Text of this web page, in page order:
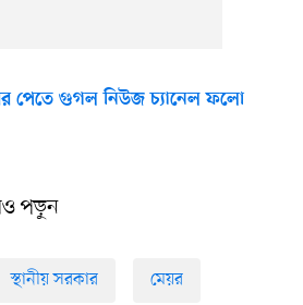
পেতে গুগল নিউজ চ্যানেল ফলো
পড়ুন
স্থানীয় সরকার মেয়র